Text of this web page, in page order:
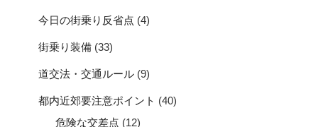
今日の街乗り反省点 (4)
街乗り装備 (33)
道交法・交通ルール (9)
都内近郊要注意ポイント (40)
危険な交差点 (12)